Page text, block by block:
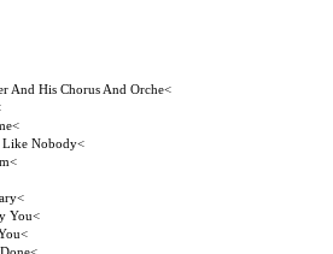
And His Chorus And Orche<
Like Nobody<
You<